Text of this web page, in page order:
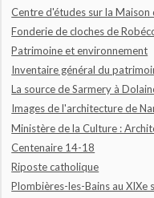
Centre d'études sur la Maison
Fonderie de cloches de
Patrimoine et environnement
Inventaire général du
La source de Sarmery à
Images de l'architecture de
Ministère de la Culture :
Centenaire 14-18
Riposte catholique
Plombières-les-Bains au XIXe